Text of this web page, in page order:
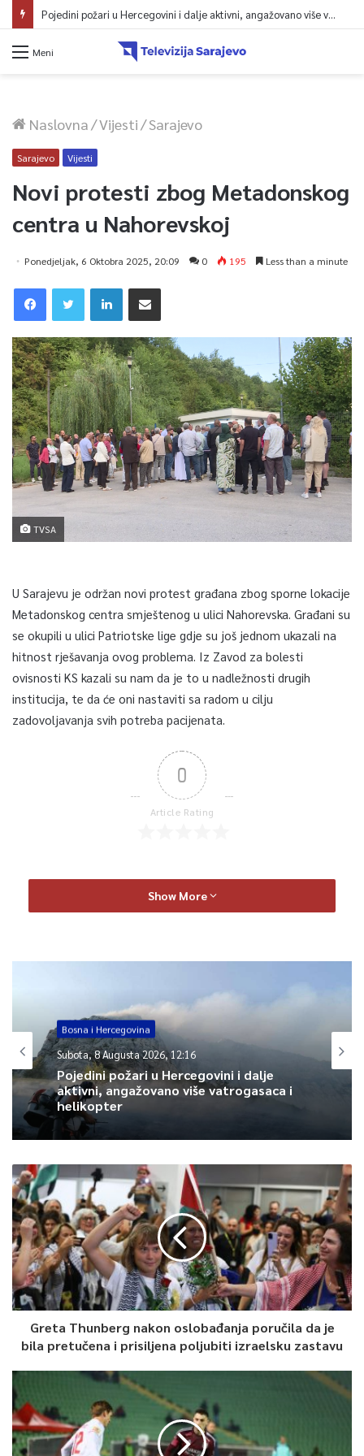
Pojedini požari u Hercegovini i dalje aktivni, angažovano više vatrogasaca i helikopter
Meni
Naslovna/Vijesti/Sarajevo
Sarajevo Vijesti
Novi protesti zbog Metadonskog
centra u Nahorevskoj
Ponedjeljak, 6 Oktobra 2025, 20:09 0 195 Less than a minute
TVSA
U Sarajevu je održan novi protest građana zbog sporne lokacije
Metadonskog centra smještenog u ulici Nahorevska. Građani su
se okupili u ulici Patriotske lige gdje su još jednom ukazali na
hitnost rješavanja ovog problema. Iz Zavod za bolesti
ovisnosti KS kazali su nam da je to u nadležnosti drugih
institucija, te da će oni nastaviti sa radom u cilju
zadovoljavanja svih potreba pacijenata.
0
Article Rating
Show More
Bosna i Hercegovina
Subota, 8 Augusta 2026, 12:16
Pojedini požari u Hercegovini i dalje
aktivni, angažovano više vatrogasaca i
helikopter
Greta Thunberg nakon oslobađanja poručila da je
bila pretučena i prisiljena poljubiti izraelsku zastavu